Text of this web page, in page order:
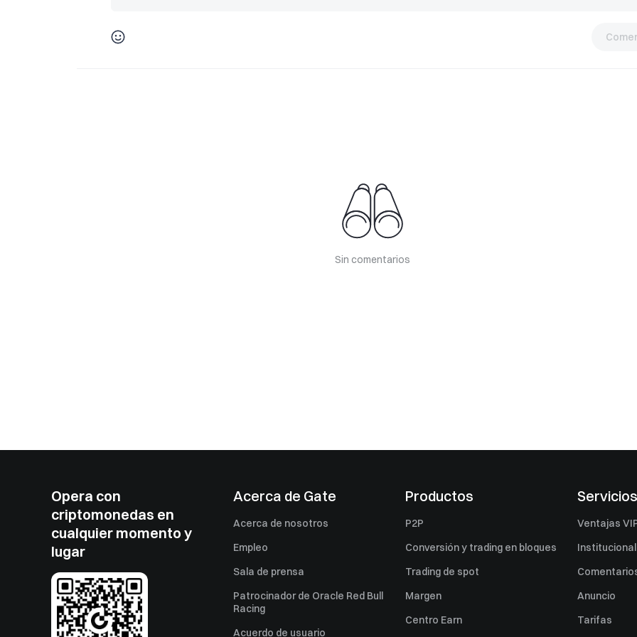
Sin comentarios
Opera con
criptomonedas en
cualquier momento y
lugar
Acerca de Gate
Acerca de nosotros
Empleo
Sala de prensa
Patrocinador de Oracle Red Bull
Racing
Acuerdo de usuario
Productos
P2P
Conversión y trading en bloques
Trading de spot
Margen
Centro Earn
Servicios
Ventajas
Institucional
Anuncio
Tarifas